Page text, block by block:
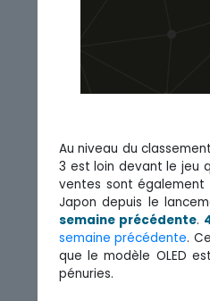
Au niveau du
3 est loin devant le jeu
ventes sont également
Japon depuis le
semaine précédente.
semaine précédente.
que le modèle OLED
pénuries.